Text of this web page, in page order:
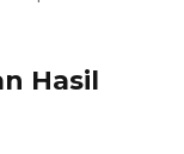
Hasil